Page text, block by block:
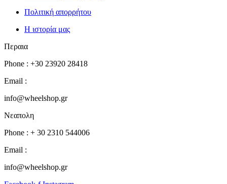
Πολιτική απορρήτου
Η ιστορία μας
Περαια
Phone : +30 23920 28418
Email :
info@wheelshop.gr
Νεαπολη
Phone : + 30 2310 544006
Email :
info@wheelshop.gr